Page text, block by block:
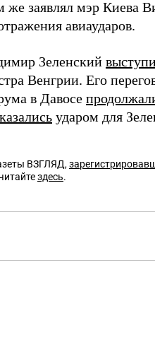
заявлял мэр Киева
авиаударов.
Зеленский
Венгрии. Его
в Давосе
ударом для
ВЗГЛЯД,
здесь.